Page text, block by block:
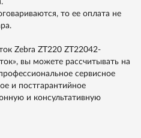
то ее оплата не
Zebra ZT220 ZT22042-
вы можете рассчитывать на
сервисное
и постгарантийное
и консультативную